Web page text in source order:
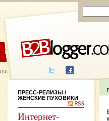
ЦЕНЫ ПОМОЩЬ
написания
ПРЕСС-РЕЛИЗЫ /
ЖЕНСКИЕ ПУХОВИКИ
Интернет-